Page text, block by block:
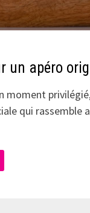
un apéro
moment
qui rassemble